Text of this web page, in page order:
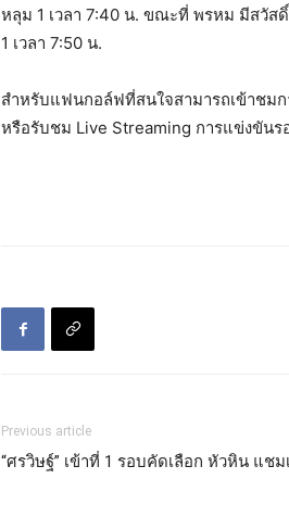
หลุม 1 เวลา 7:40 น. ขณะที่ พรหม มีสวั
1 เวลา 7:50 น.
สำหรับแฟนกอล์ฟที่สนใจสามารถเข้าชม
หรือรับชม Live Streaming การแข่งขัน
Previous article
“ศรวิษฐ์” เข้าที่ 1 รอบคัดเลือก หัวหิน แช